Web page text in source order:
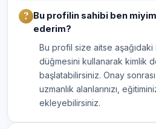
Bu profilin sahibi ben
ederim?
Bu profil size aitse aşağıdaki
düğmesini kullanarak kimlik
başlatabilirsiniz. Onay
uzmanlık alanlarınızı,
ekleyebilirsiniz.